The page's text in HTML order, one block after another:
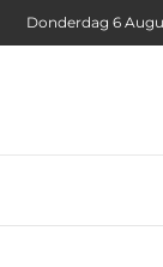
Donderdag 6